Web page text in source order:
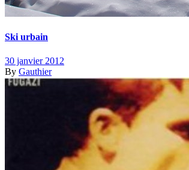
Ski urbain
30 janvier 2012
By Gauthier